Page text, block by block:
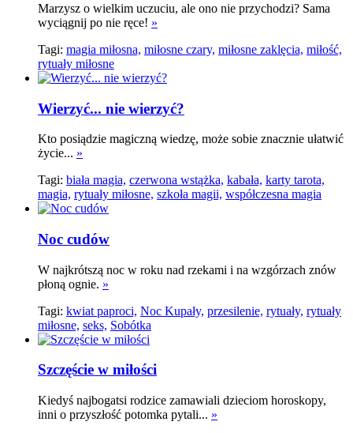
Marzysz o wielkim uczuciu, ale ono nie przychodzi? Sama
wyciągnij po nie ręce! »
Tagi: magia miłosna, miłosne czary, miłosne zaklęcia, miłość,
rytuały miłosne
Wierzyć... nie wierzyć?
Kto posiądzie magiczną wiedzę, może sobie znacznie ułatwić
życie... »
Tagi: biała magia, czerwona wstążka, kabała, karty tarota,
magia, rytuały miłosne, szkoła magii, współczesna magia
Noc cudów
W najkrótszą noc w roku nad rzekami i na wzgórzach znów
płoną ognie. »
Tagi: kwiat paproci, Noc Kupały, przesilenie, rytuały, rytuały
miłosne, seks, Sobótka
Szczęście w miłości
Kiedyś najbogatsi rodzice zamawiali dzieciom horoskopy,
inni o przyszłość potomka pytali... »